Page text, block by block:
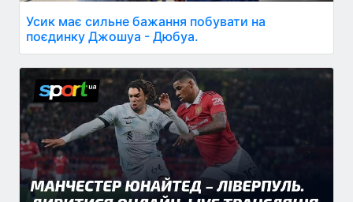
Усик має сильне бажання побувати на
поєдинку Джошуа - Дюбуа.